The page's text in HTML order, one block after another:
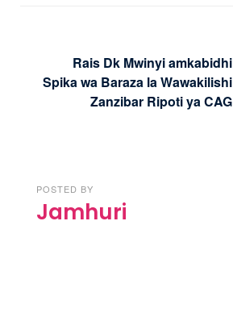
Rais Dk Mwinyi amkabidhi
Spika wa Baraza la Wawakilishi
Zanzibar Ripoti ya CAG
POSTED BY
Jamhuri